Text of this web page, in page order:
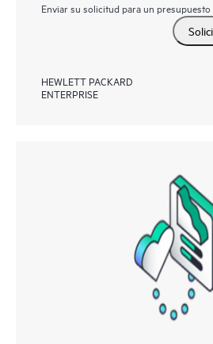
Enviar su solicitud para un
HEWLETT PACKARD
ENTERPRISE